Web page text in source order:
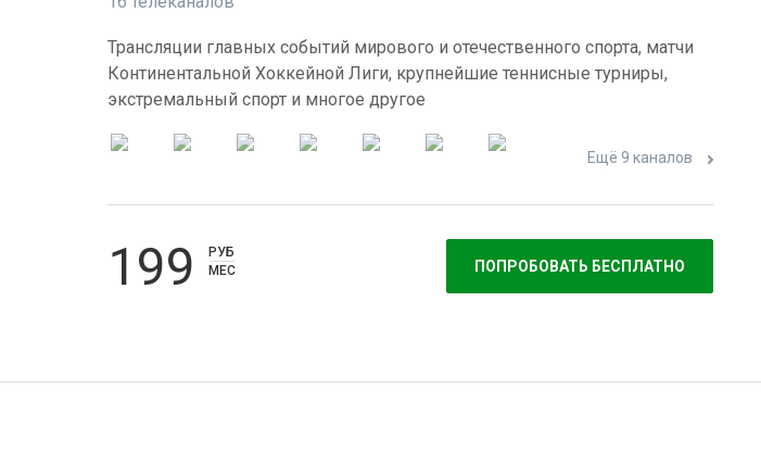
Трансляции главных событий мирового и отечественного спорта, матчи
Континентальной Хоккейной Лиги, крупнейшие теннисные турниры,
экстремальный спорт и многое другое
Ещё 9 каналов
199
РУБ
МЕС
ПОПРОБОВАТЬ БЕСПЛАТНО